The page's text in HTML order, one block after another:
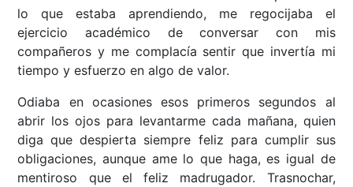
lo que estaba aprendiendo, me regocijaba el
ejercicio académico de conversar con mis
compañeros y me complacía sentir que invertía mi
tiempo y esfuerzo en algo de valor.
Odiaba en ocasiones esos primeros segundos al
abrir los ojos para levantarme cada mañana, quien
diga que despierta siempre feliz para cumplir sus
obligaciones, aunque ame lo que haga, es igual de
mentiroso que el feliz madrugador. Trasnochar,